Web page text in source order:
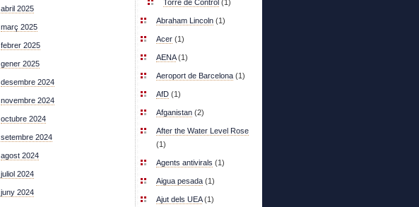
abril 2025
març 2025
febrer 2025
gener 2025
desembre 2024
novembre 2024
octubre 2024
setembre 2024
agost 2024
juliol 2024
juny 2024
Torre de Control (1)
Abraham Lincoln (1)
Acer (1)
AENA(1)
Aeroport de Barcelona (1)
AfD (1)
Afganistan (2)
After the Water Level Rose
(1)
Agents antivirals (1)
Aigua pesada (1)
Ajut dels UEA(1)